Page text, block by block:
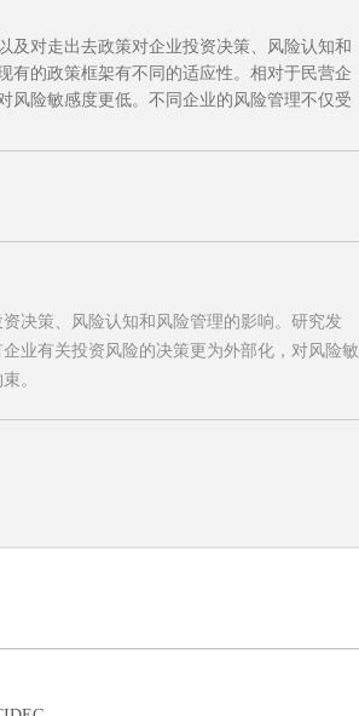
及对走出去政策对企业投资决策、风险认知和
有的政策框架有不同的适应性。相对于民营企
风险敏感度更低。不同企业的风险管理不仅受
决策、风险认知和风险管理的影响。研究发
业有关投资风险的决策更为外部化，对风险敏
。